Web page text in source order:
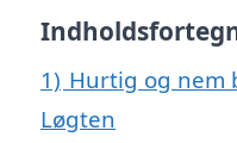
1) Hurtig og nem
Løgten